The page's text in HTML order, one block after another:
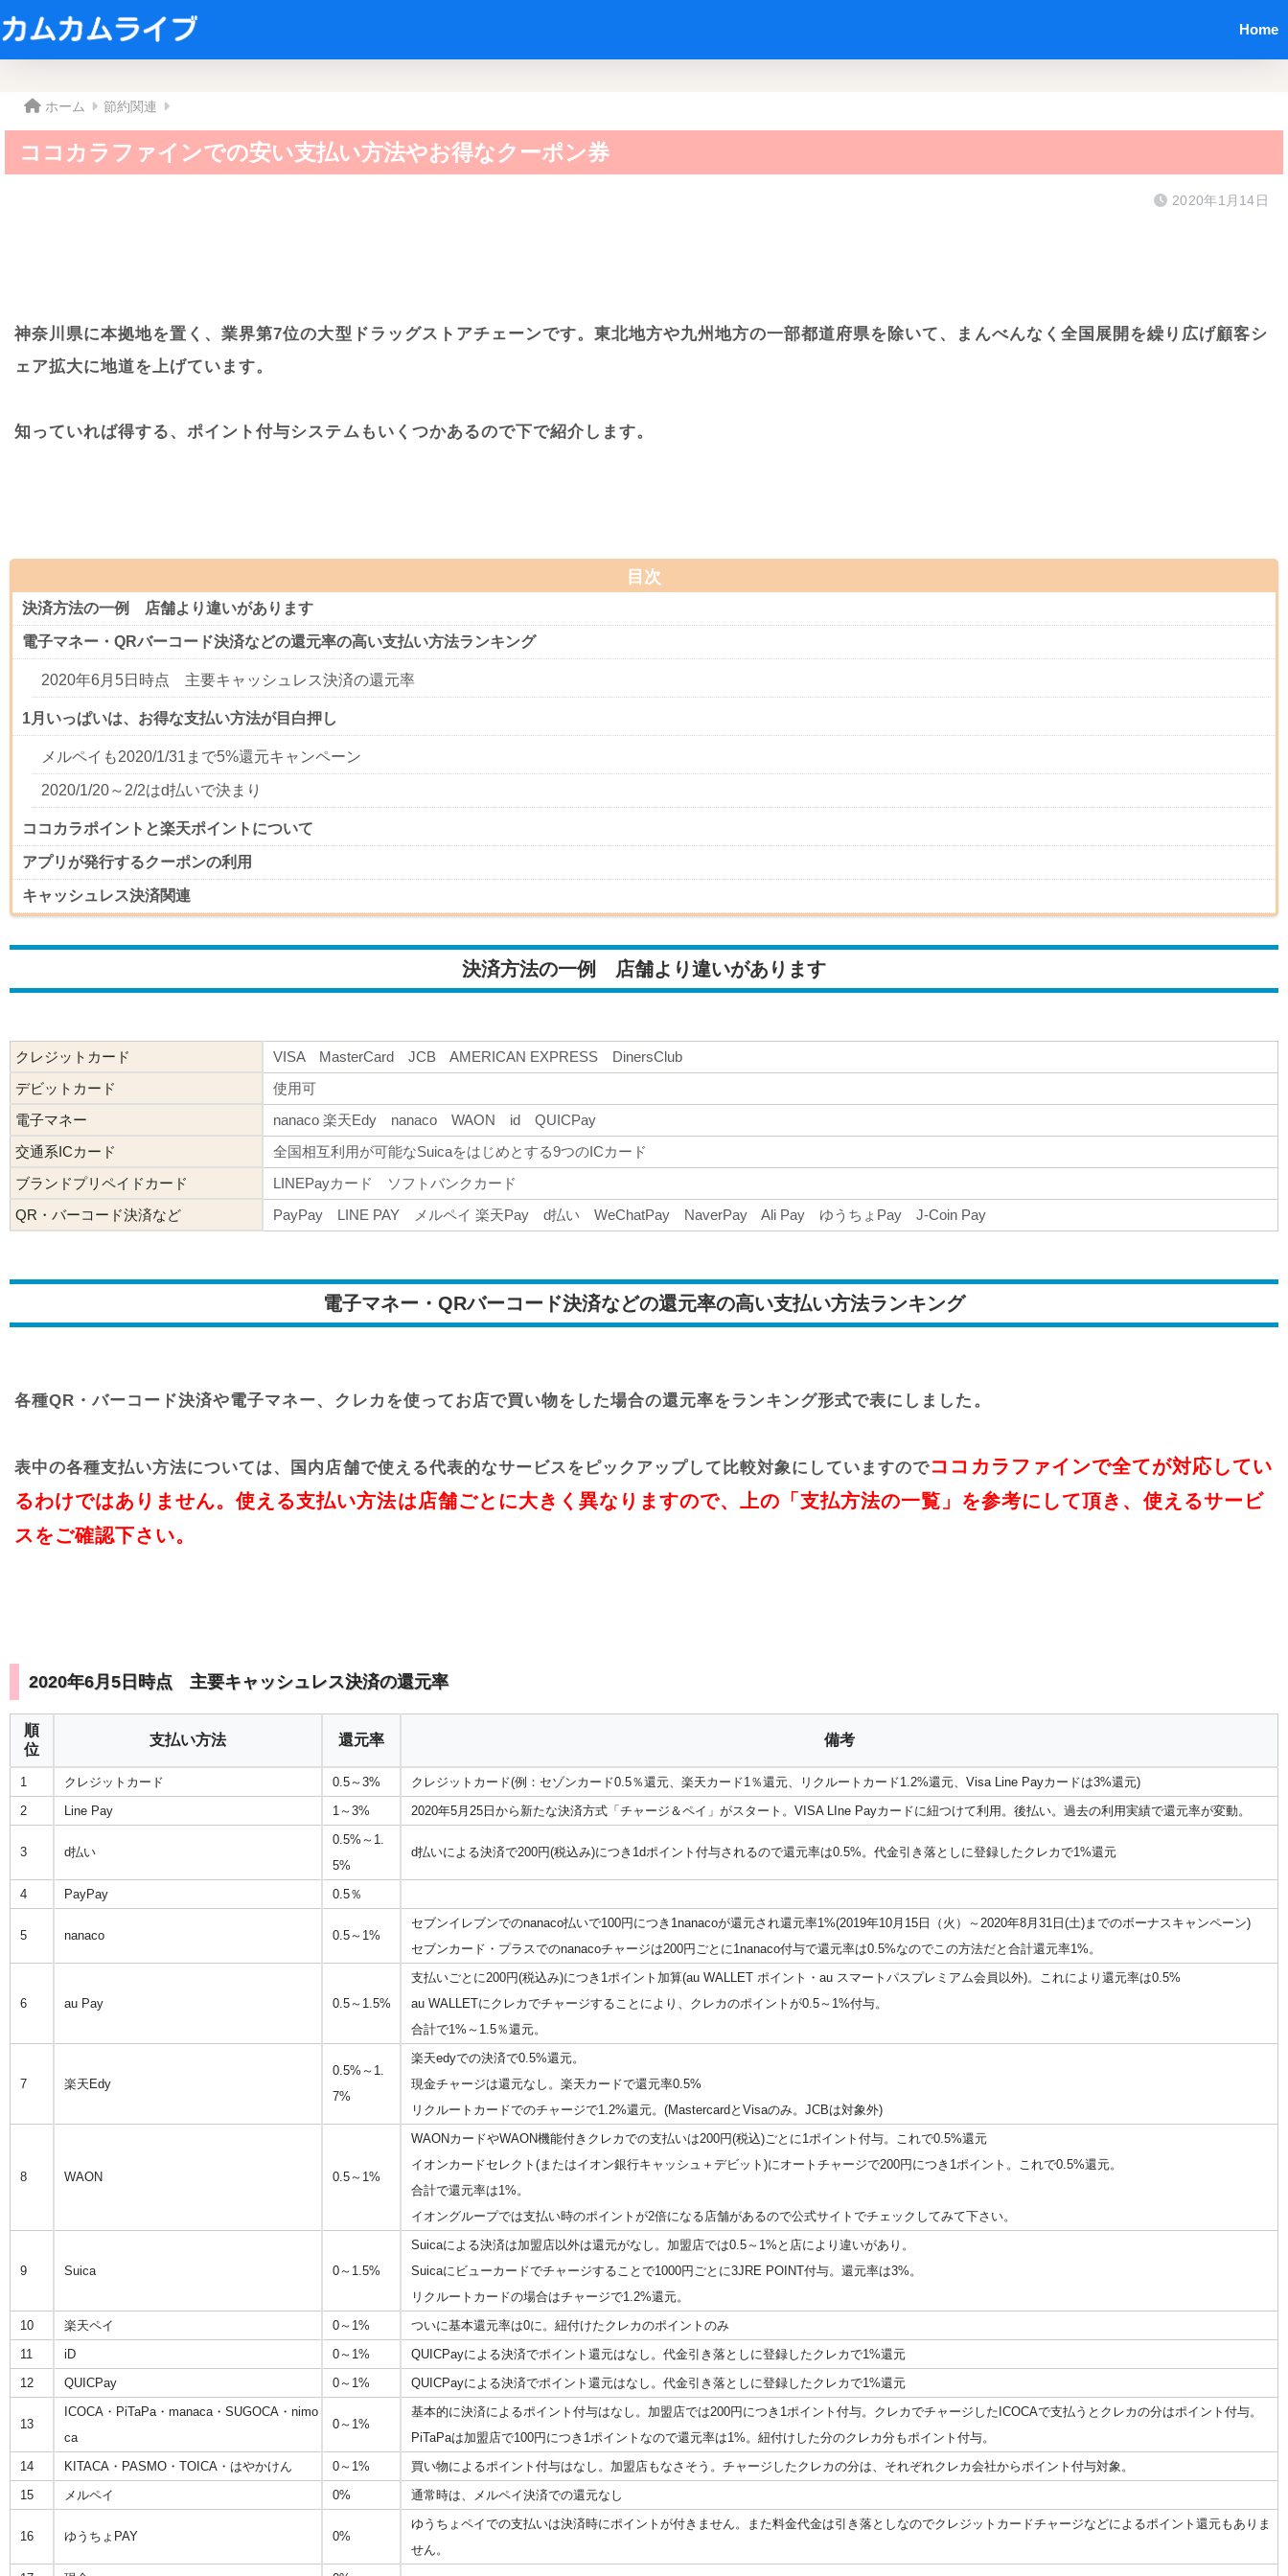
Home
ホーム 節約関連
ココカラファインでの安い支払い方法やお得なクーポン券
2020年1月14日
神奈川県に本拠地を置く、業界第7位の大型ドラッグストアチェーンです。東北地方や九州地方の一部都道府県を除いて、まんべんなく全国展開を繰り広げ顧客シ
ェア拡大に地道を上げています。
知っていれば得する、ポイント付与システムもいくつかあるので下で紹介します。
目次
決済方法の一例 店舗より違いがあります
電子マネー・QRバーコード決済などの還元率の高い支払い方法ランキング
2020年6月5日時点 主要キャッシュレス決済の還元率
1月いっぱいは、お得な支払い方法が目白押し
メルペイも2020/1/31まで5%還元キャンペーン
2020/1/20～2/2はd払いで決まり
ココカラポイントと楽天ポイントについて
アプリが発行するクーポンの利用
キャッシュレス決済関連
決済方法の一例 店舗より違いがあります
クレジットカード
VISA MasterCard JCB AMERICAN EXPRESS DinersClub
デビットカード
使用可
電子マネー
nanaco 楽天Edy nanaco WAON id QUICPay
交通系ICカード
全国相互利用が可能なSuicaをはじめとする9つのICカード
ブランドプリペイドカード
LINEPayカード ソフトバンクカード
QR・バーコード決済など
PayPay LINE PAY メルペイ 楽天Pay d払い WeChatPay NaverPay Ali Pay ゆうちょPay J-Coin Pay
電子マネー・QRバーコード決済などの還元率の高い支払い方法ランキング
各種QR・バーコード決済や電子マネー、クレカを使ってお店で買い物をした場合の還元率をランキング形式で表にしました。
表中の各種支払い方法については、国内店舗で使える代表的なサービスをピックアップして比較対象にしていますのでココカラファインで全てが対応してい
るわけではありません。使える支払い方法は店舗ごとに大きく異なりますので、上の「支払方法の一覧」を参考にして頂き、使えるサービ
スをご確認下さい。
2020年6月5日時点 主要キャッシュレス決済の還元率
順
位
支払い方法 還元率 備考
1 クレジットカード 0.5～3%
クレジットカード(例：セゾンカード0.5％還元、楽天カード1％還元、リクルートカード1.2%還元、Visa Line Payカードは3%還元)
2
Line Pay 1～3% 2020年5月25日から新たな決済方式「チャージ＆ペイ」がスタート。VISA LIne Payカードに紐つけて利用。後払い。過去の利用実績で還元率が変動。
3 d払い
0.5%～1.
5%
d払いによる決済で200円(税込み)につき1dポイント付与されるので還元率は0.5%。代金引き落としに登録したクレカで1%還元
4 PayPay 0.5％
5 nanaco 0.5～1%
セブンイレブンでのnanaco払いで100円につき1nanacoが還元され還元率1%(2019年10月15日（火）～2020年8月31日(土)までのボーナスキャンペーン)
セブンカード・プラスでのnanacoチャージは200円ごとに1nanaco付与で還元率は0.5%なのでこの方法だと合計還元率1%。
6 au Pay 0.5～1.5%
支払いごとに200円(税込み)につき1ポイント加算(au WALLET ポイント・au スマートパスプレミアム会員以外)。これにより還元率は0.5%
au WALLETにクレカでチャージすることにより、クレカのポイントが0.5～1%付与。
合計で1%～1.5％還元。
7 楽天Edy
0.5%～1.
7%
楽天edyでの決済で0.5%還元。
現金チャージは還元なし。楽天カードで還元率0.5%
リクルートカードでのチャージで1.2%還元。(MastercardとVisaのみ。JCBは対象外)
8 WAON 0.5～1%
WAONカードやWAON機能付きクレカでの支払いは200円(税込)ごとに1ポイント付与。これで0.5%還元
イオンカードセレクト(またはイオン銀行キャッシュ＋デビット)にオートチャージで200円につき1ポイント。これで0.5%還元。
合計で還元率は1%。
イオングループでは支払い時のポイントが2倍になる店舗があるので公式サイトでチェックしてみて下さい。
9 Suica 0～1.5%
Suicaによる決済は加盟店以外は還元がなし。加盟店では0.5～1%と店により違いがあり。
Suicaにビューカードでチャージすることで1000円ごとに3JRE POINT付与。還元率は3%。
リクルートカードの場合はチャージで1.2%還元。
10
楽天ペイ 0～1%
ついに基本還元率は0に。紐付けたクレカのポイントのみ
11
iD 0～1%
QUICPayによる決済でポイント還元はなし。代金引き落としに登録したクレカで1%還元
12
QUICPay 0～1% QUICPayによる決済でポイント還元はなし。代金引き落としに登録したクレカで1%還元
13
ICOCA・PiTaPa・manaca・SUGOCA・nimo
ca
0～1%
基本的に決済によるポイント付与はなし。加盟店では200円につき1ポイント付与。クレカでチャージしたICOCAで支払うとクレカの分はポイント付与。
PiTaPaは加盟店で100円につき1ポイントなので還元率は1%。紐付けした分のクレカ分もポイント付与。
14
KITACA・PASMO・TOICA・はやかけん 0～1%
買い物によるポイント付与はなし。加盟店もなさそう。チャージしたクレカの分は、それぞれクレカ会社からポイント付与対象。
15
メルペイ 0% 通常時は、メルペイ決済での還元なし
16 ゆうちょPAY 0%
ゆうちょペイでの支払いは決済時にポイントが付きません。また料金代金は引き落としなのでクレジットカードチャージなどによるポイント還元もありま
せん。